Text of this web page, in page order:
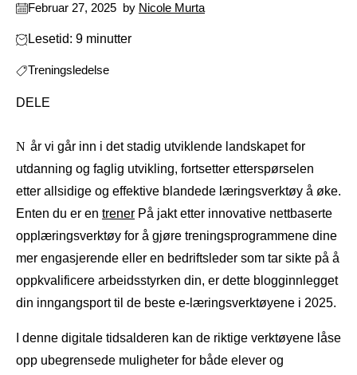
Februar 27, 2025 by Nicole Murta
Lesetid: 9 minutter
Treningsledelse
DELE
Når vi går inn i det stadig utviklende landskapet for
utdanning og faglig utvikling, fortsetter etterspørselen
etter allsidige og effektive blandede læringsverktøy å øke.
Enten du er en trener På jakt etter innovative nettbaserte
opplæringsverktøy for å gjøre treningsprogrammene dine
mer engasjerende eller en bedriftsleder som tar sikte på å
oppkvalificere arbeidsstyrken din, er dette blogginnlegget
din inngangsport til de beste e-læringsverktøyene i 2025.
I denne digitale tidsalderen kan de riktige verktøyene låse
opp ubegrensede muligheter for både elever og